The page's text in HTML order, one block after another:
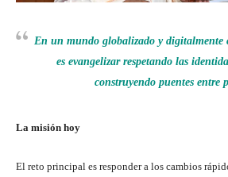
En un mundo globalizado y digitalmente
es evangelizar respetando las
construyendo puentes entre
La misión hoy
El reto principal es responder a los cambios